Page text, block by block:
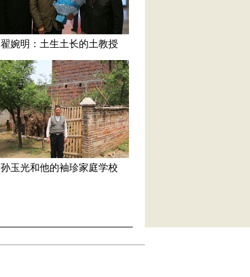
翟婉明：土生土长的土教授
孙玉光和他的袖珍家庭学校